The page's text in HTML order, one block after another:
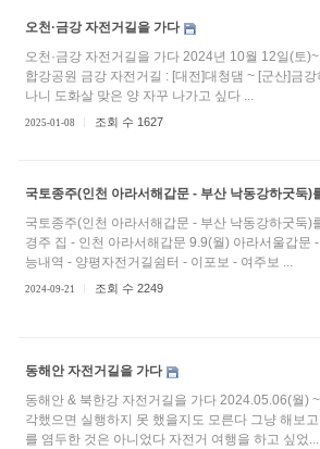
오천·금강 자전거길을 가다
오천·금강 자전거길을 가다 2024년 10월 12일(토
합강공원 금강 자전거길 : [대전]대청댐 ~ [군산]금
나니 도화살 맞은 양 자꾸 나가고 싶다 ...
2025-01-08 조회 수 1627
국토종주(인천 아라서해갑문 - 부산 낙동강하굿둑)
국토종주(인천 아라서해갑문 - 부산 낙동강하굿둑
경주 집 - 인천 아라서해갑문 9.9(월) 아라서울갑문
능내역 - 양평자전거길쉼터 - 이포보 - 여주보 ...
2024-09-21 조회 수 2249
동해안 자전거길을 가다
동해안 & 북한강 자전거길을 가다 2024.05.06(월)
각했으면 실행하지 못 했을지도 모른다 그냥 해보
를 염두한 것은 아니었다 자전거 여행을 하고 싶었...